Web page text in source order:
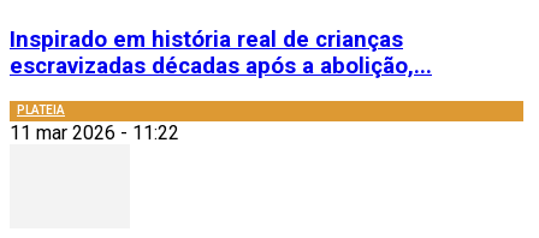
Inspirado em história real de crianças
escravizadas décadas após a abolição,...
PLATEIA
11 mar 2026 - 11:22